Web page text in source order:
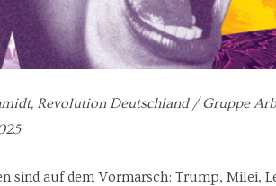
Revolution Deutschland / Gruppe
sind auf dem Vormarsch: Trump, Milei,